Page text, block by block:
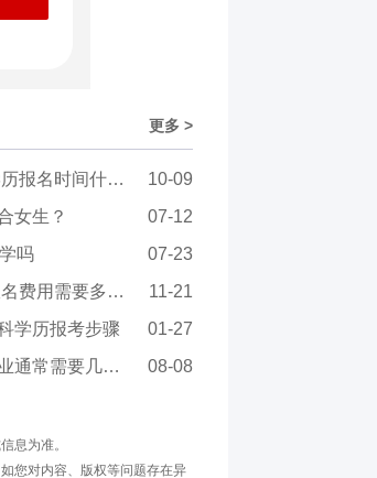
更多 >
10-09
时间什么时候？
07-12
女生？
07-23
吗
11-21
用需要多少钱
01-27
学历报考步骤
08-08
常需要几年？
息为准。
您对内容、版权等问题存在异